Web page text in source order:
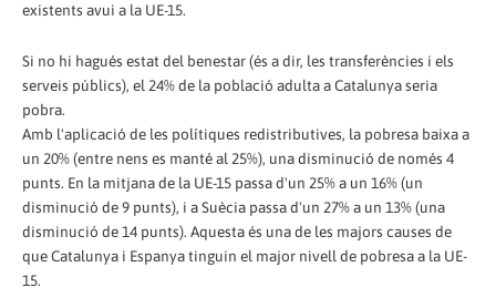
existents avui a la UE-15.
Si no hi hagués estat del benestar (és a dir, les transferències i els
serveis públics), el 24% de la població adulta a Catalunya seria
pobra.
Amb l'aplicació de les polítiques redistributives, la pobresa baixa a
un 20% (entre nens es manté al 25%), una disminució de només 4
punts. En la mitjana de la UE-15 passa d'un 25% a un 16% (un
disminució de 9 punts), i a Suècia passa d'un 27% a un 13% (una
disminució de 14 punts). Aquesta és una de les majors causes de
que Catalunya i Espanya tinguin el major nivell de pobresa a la UE-
15.